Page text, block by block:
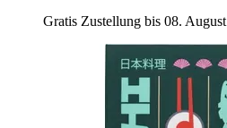
Gratis Zustellung bis 08. August